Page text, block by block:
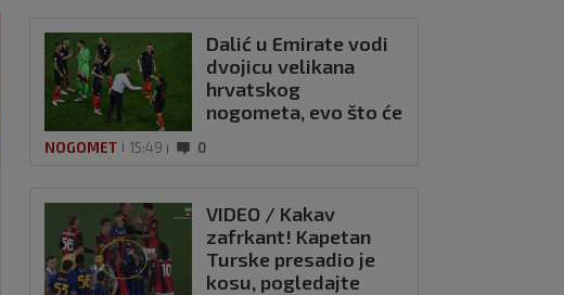
'Fifa je režirala farsu
pa skandal gurnula
pod tepih'
21. srp 2026 0
Dalić u Emirate vodi
dvojicu velikana
hrvatskog
nogometa, evo što će
NOGOMET 15:49 0
VIDEO / Kakav
zafrkant! Kapetan
Turske presadio je
kosu, pogledajte